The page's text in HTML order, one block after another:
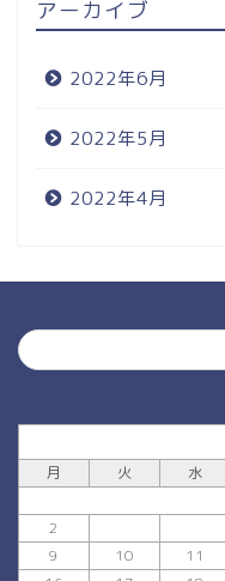
アーカイブ
2022年6月
2022年5月
2022年4月
月
火 水
2
9
10 11